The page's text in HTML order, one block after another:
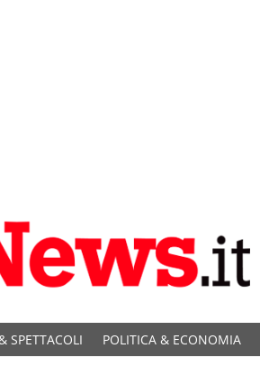
SPETTACOLI POLITICA & ECONOMIA